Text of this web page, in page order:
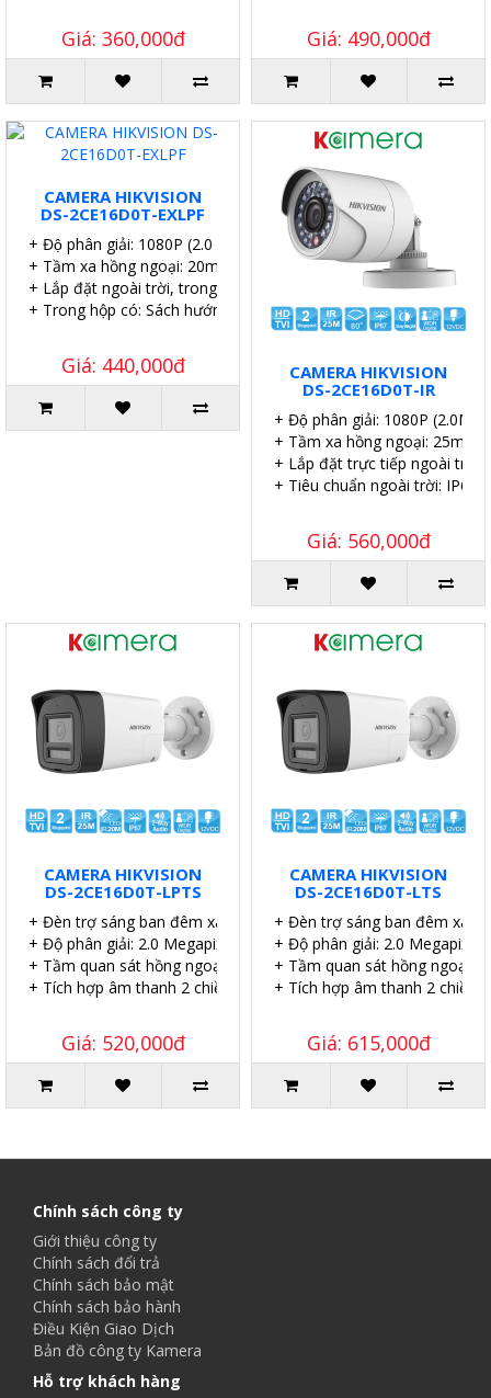
Giá: 360,000đ Giá: 490,000đ
CAMERA HIKVISION
DS-2CE16D0T-EXLPF
+ Độ phân giải: 1080P (2.0 MP).
+ Tầm xa hồng ngoại: 20m.
+ Lắp đặt ngoài trời, trong nhà.
+ Trong hộp có: Sách hướng dẫn, Ốc vít tắc kê.
Giá: 440,000đ
CAMERA HIKVISION
DS-2CE16D0T-IR
+ Độ phân giải: 1080P (2.0MP).
+ Tầm xa hồng ngoại: 25m.
+ Lắp đặt trực tiếp ngoài trời.
+ Tiêu chuẩn ngoài trời: IP67.
Giá: 560,000đ
CAMERA HIKVISION
DS-2CE16D0T-LPTS
+ Đèn trợ sáng ban đêm xa 20 mét
+ Độ phân giải: 2.0 Megapixel.
+ Tầm quan sát hồng ngoại: 25 mét.
+ Tích hợp âm thanh 2 chiều.
Giá: 520,000đ
CAMERA HIKVISION
DS-2CE16D0T-LTS
+ Đèn trợ sáng ban đêm xa
+ Độ phân giải: 2.0 Megapixel.
+ Tầm quan sát hồng ngoại:
+ Tích hợp âm thanh 2 chiều.
Giá: 615,000đ
Chính sách công ty
Giới thiệu công ty
Chính sách đổi trả
Chính sách bảo mật
Chính sách bảo hành
Điều Kiện Giao Dịch
Bản đồ công ty Kamera
Hỗ trợ khách hàng